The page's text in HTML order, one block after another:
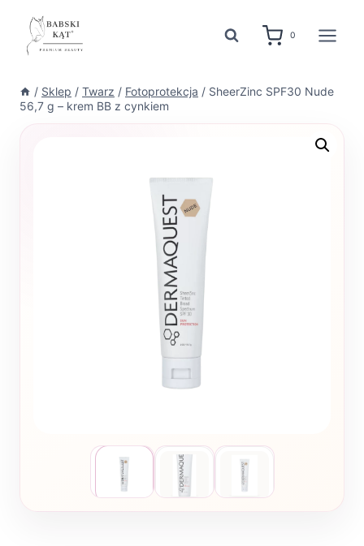
treści
0
/ Sklep / Twarz / Fotoprotekcja / SheerZinc SPF30 Nude
56,7 g – krem BB z cynkiem